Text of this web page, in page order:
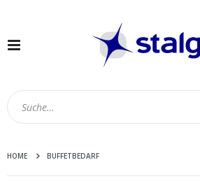
Navigation
HOME BUFFETBEDARF